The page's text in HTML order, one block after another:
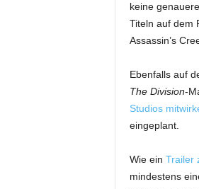
keine
Titeln auf dem
Assassin’s
Ebenfalls auf
The Division-
Studios
eingeplant.
Wie ein Trailer
mindestens